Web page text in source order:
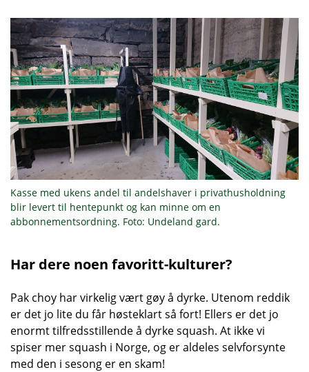
Kasse med ukens andel til andelshaver i privathusholdning
blir levert til hentepunkt og kan minne om en
abbonnementsordning. Foto: Undeland gard.
Har dere noen favoritt-kulturer?
Pak choy har virkelig vært gøy å dyrke. Utenom reddik
er det jo lite du får høsteklart så fort! Ellers er det jo
enormt tilfredsstillende å dyrke squash. At ikke vi
spiser mer squash i Norge, og er aldeles selvforsynte
med den i sesong er en skam!